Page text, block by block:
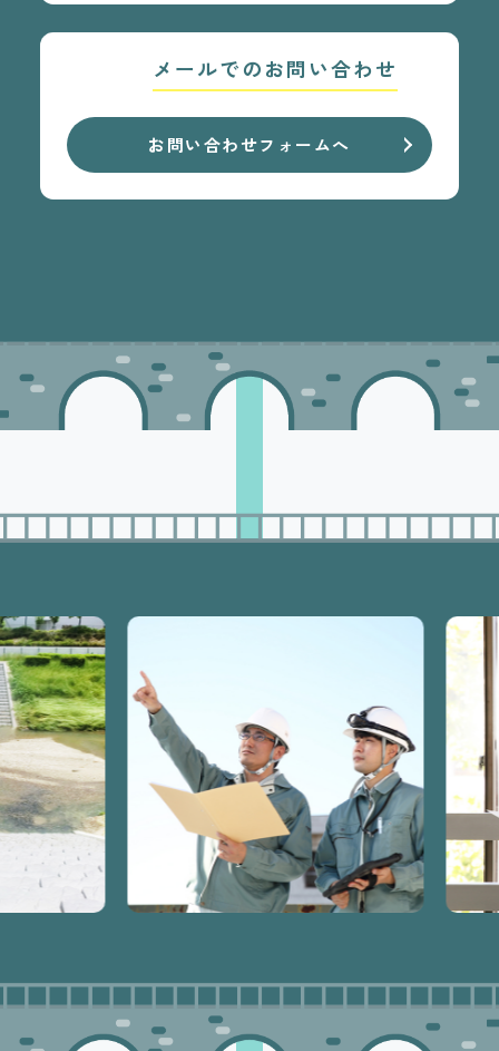
メールでのお問い合わせ
お問い合わせフォームへ